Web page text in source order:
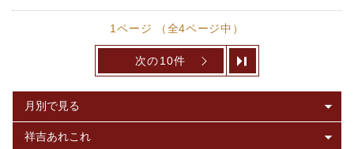
1ページ （全4ページ中）
次の10件